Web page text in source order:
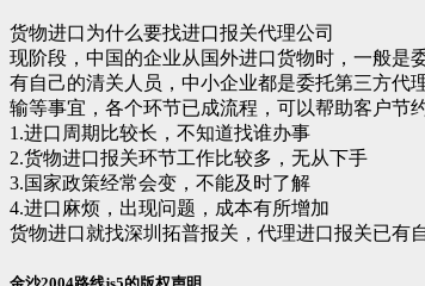
货物进口为什么要找进口报关代理公司
现阶段，中国的企业从国外进口货物时，一般是
有自己的清关人员，中小企业都是委托第三方代
输等事宜，各个环节已成流程，可以帮助客户节
1.进口周期比较长，不知道找谁办事
2.货物进口报关环节工作比较多，无从下手
3.国家政策经常会变，不能及时了解
4.进口麻烦，出现问题，成本有所增加
货物进口就找深圳拓普报关，代理进口报关已有